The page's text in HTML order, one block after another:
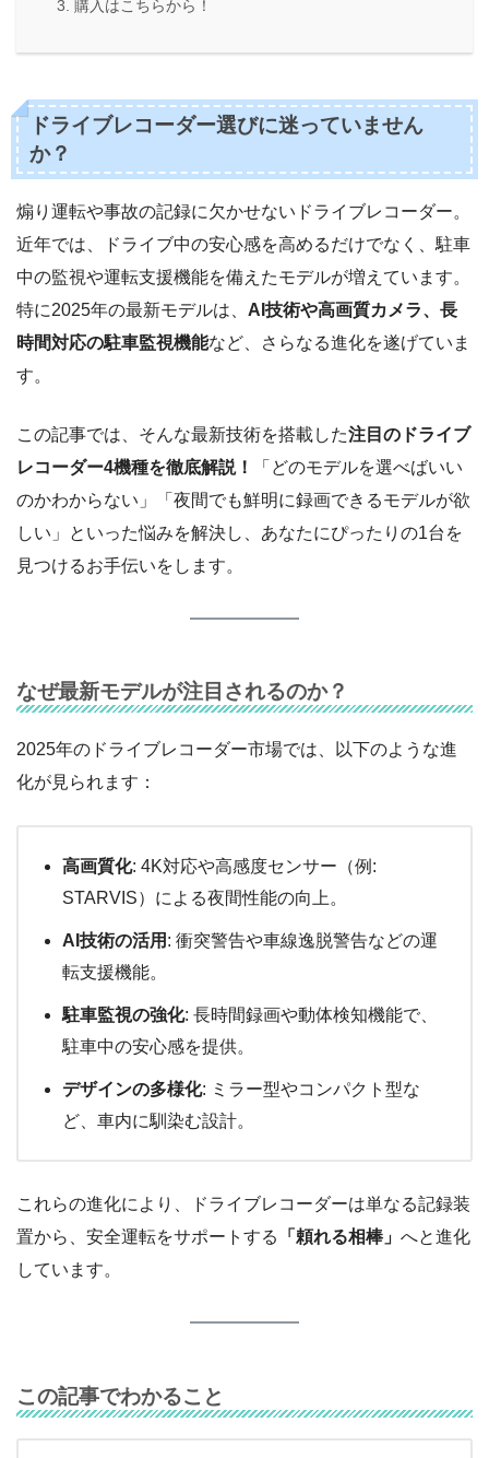
購入はこちらから！
ドライブレコーダー選びに迷っていません
か？
煽り運転や事故の記録に欠かせないドライブレコーダー。
近年では、ドライブ中の安心感を高めるだけでなく、駐車
中の監視や運転支援機能を備えたモデルが増えています。
特に2025年の最新モデルは、 AI技術や高画質カメラ、長
時間対応の駐車監視機能など、さらなる進化を遂げていま
す。
この記事では、そんな最新技術を搭載した注目のドライブ
レコーダー4機種を徹底解説！
「どのモデルを選べばいい
のかわからない」「夜間でも鮮明に録画できるモデルが欲
しい」といった悩みを解決し、あなたにぴったりの1台を
見つけるお手伝いをします。
なぜ最新モデルが注目されるのか？
2025年のドライブレコーダー市場では、以下のような進
化が見られます：
高画質化: 4K対応や高感度センサー（例:
STARVIS）による夜間性能の向上。
AI技術の活用 : 衝突警告や車線逸脱警告などの運
転支援機能。
駐車監視の強化: 長時間録画や動体検知機能で、
駐車中の安心感を提供。
デザインの多様化: ミラー型やコンパクト型な
ど、車内に馴染む設計。
これらの進化により、ドライブレコーダーは単なる記録装
置から、安全運転をサポートする
「頼れる相棒」 へと進化
しています。
この記事でわかること